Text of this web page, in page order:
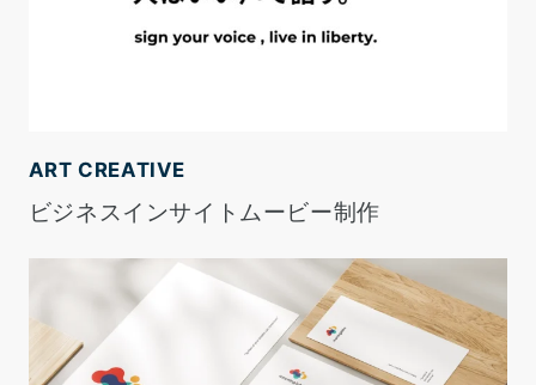
ART CREATIVE
ビジネスインサイトムービー制作